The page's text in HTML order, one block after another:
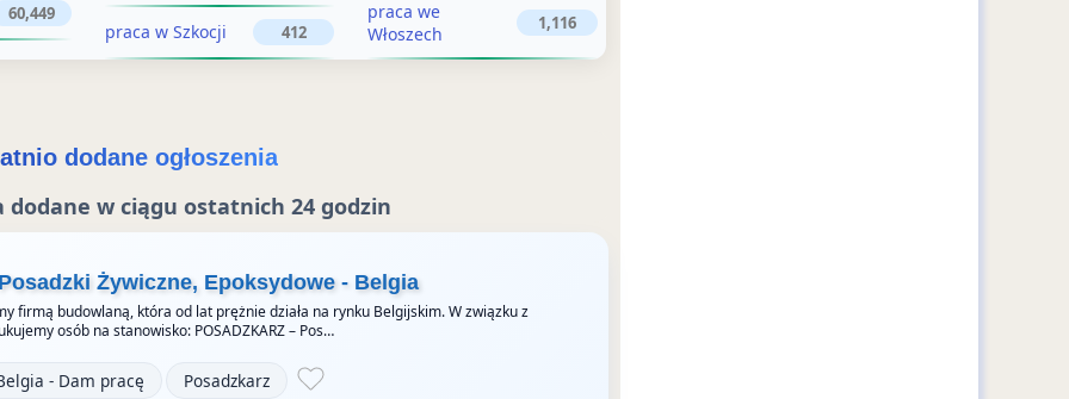
e
e
n
60,449
praca w Szkocji 412
praca we
Włoszech
1,116
dodane ogłoszenia
dodane w ciągu ostatnich 24 godzin
Żywiczne, Epoksydowe - Belgia
firmą budowlaną, która od lat prężnie działa na rynku Belgijskim. W związku z
osób na stanowisko: POSADZKARZ – Pos…
- Dam pracę Posadzkarz